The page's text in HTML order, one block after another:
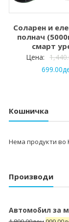
Соларен и
полнач
смарт
Цена:
699.00
Кошничка
Нема продукти во
Производи
Автомобил за